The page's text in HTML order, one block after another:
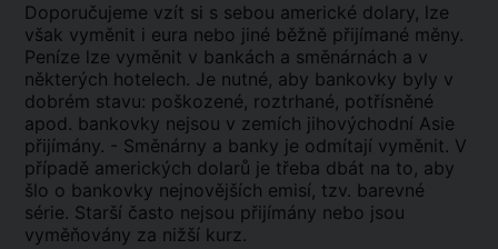
Doporučujeme vzít si s sebou americké dolary, lze
však vyměnit i eura nebo jiné běžně přijímané měny.
Peníze lze vyměnit v bankách a směnárnách a v
některých hotelech. Je nutné, aby bankovky byly v
dobrém stavu: poškozené, roztrhané, potřísněné
apod. bankovky nejsou v zemích jihovýchodní Asie
přijímány. - Směnárny a banky je odmítají vyměnit. V
případě amerických dolarů je třeba dbát na to, aby
šlo o bankovky nejnovějších emisí, tzv. barevné
série. Starší často nejsou přijímány nebo jsou
vyměňovány za nižší kurz.